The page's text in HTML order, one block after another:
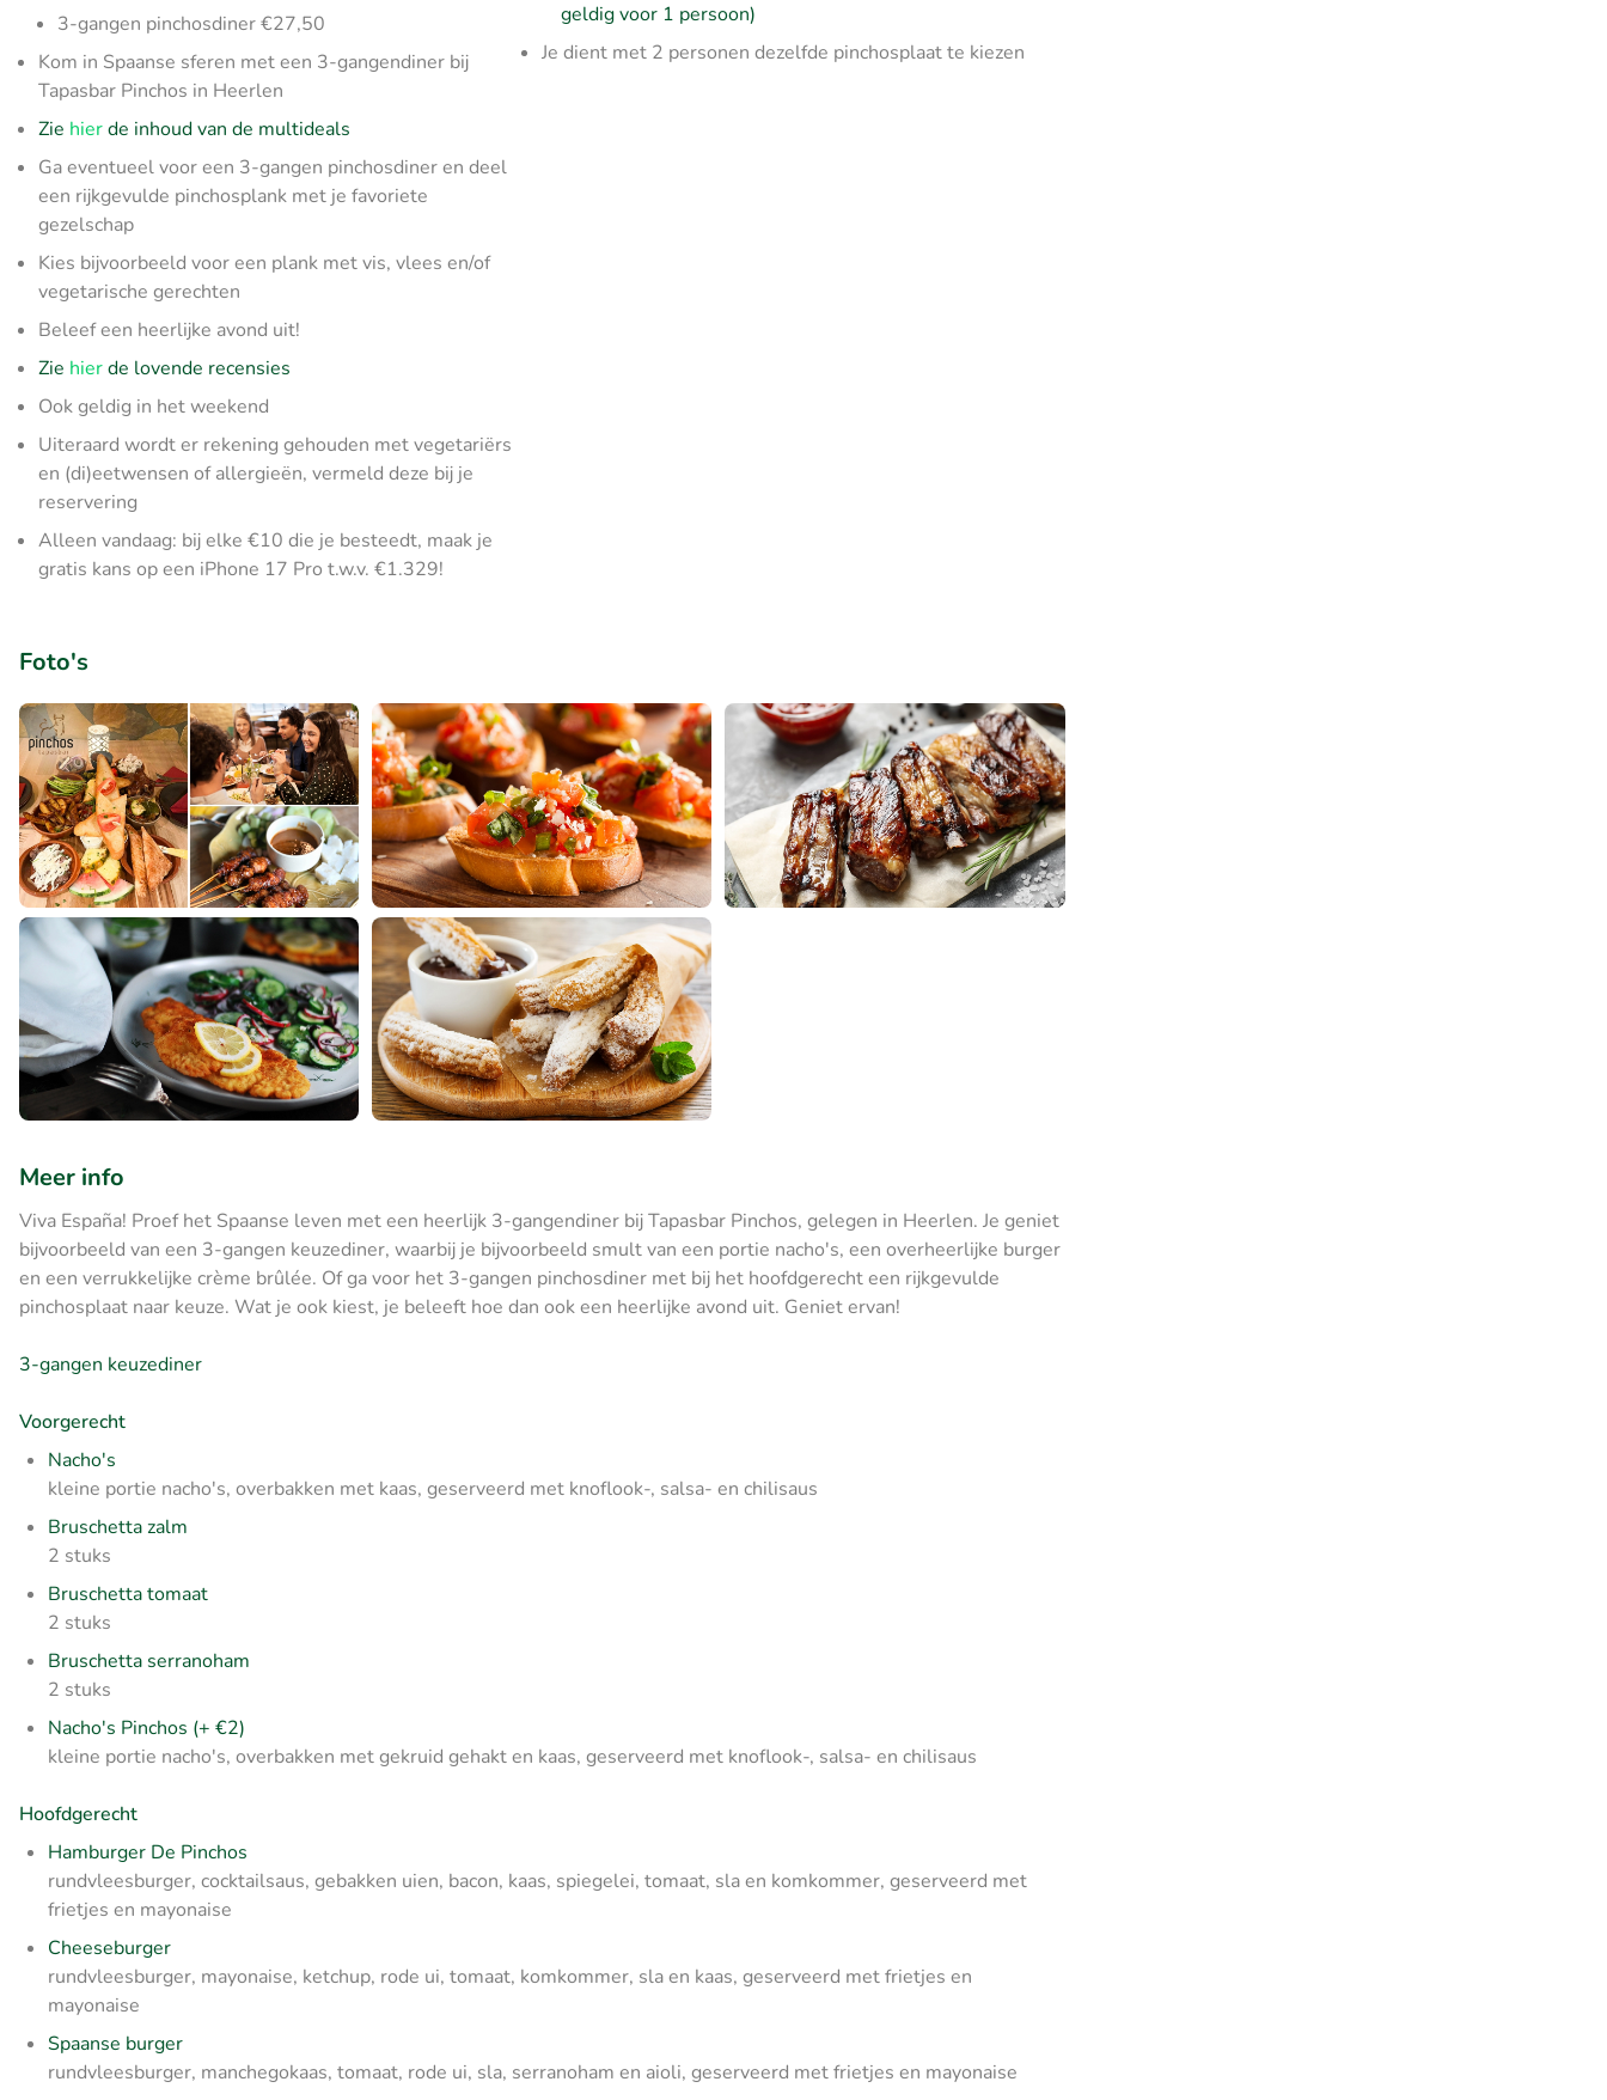
3-gangen pinchosdiner €27,50
Kom in Spaanse sferen met een 3-gangendiner bij
Tapasbar Pinchos in Heerlen
Zie hierde inhoud van de multideals
Ga eventueel voor een 3-gangen pinchosdiner en deel
een rijkgevulde pinchosplank met je favoriete
gezelschap
Kies bijvoorbeeld voor een plank met vis, vlees en/of
vegetarische gerechten
Beleef een heerlijke avond uit!
Zie hierde lovende recensies
Ook geldig in het weekend
Uiteraard wordt er rekening gehouden met vegetariërs
en (di)eetwensen of allergieën, vermeld deze bij je
reservering
Alleen vandaag: bij elke €10 die je besteedt, maak je
gratis kans op een iPhone 17 Pro t.w.v. €1.329!
geldig voor 1 persoon)
Je dient met 2 personen dezelfde pinchosplaat te kiezen
Foto's
Meer info
Viva España! Proef het Spaanse leven met een heerlijk 3-gangendiner bij Tapasbar Pinchos, gelegen in Heerlen. Je geniet
bijvoorbeeld van een 3-gangen keuzediner, waarbij je bijvoorbeeld smult van een portie nacho's, een overheerlijke burger
en een verrukkelijke crème brûlée. Of ga voor het 3-gangen pinchosdiner met bij het hoofdgerecht een rijkgevulde
pinchosplaat naar keuze. Wat je ook kiest, je beleeft hoe dan ook een heerlijke avond uit. Geniet ervan!
3-gangen keuzediner
Voorgerecht
Nacho's
kleine portie nacho's, overbakken met kaas, geserveerd met knoflook-, salsa- en chilisaus
Bruschetta zalm
2 stuks
Bruschetta tomaat
2 stuks
Bruschetta serranoham
2 stuks
Nacho's Pinchos (+ €2)
kleine portie nacho's, overbakken met gekruid gehakt en kaas, geserveerd met knoflook-, salsa- en chilisaus
Hoofdgerecht
Hamburger De Pinchos
rundvleesburger, cocktailsaus, gebakken uien, bacon, kaas, spiegelei, tomaat, sla en komkommer, geserveerd met
frietjes en mayonaise
Cheeseburger
rundvleesburger, mayonaise, ketchup, rode ui, tomaat, komkommer, sla en kaas, geserveerd met frietjes en
mayonaise
Spaanse burger
rundvleesburger, manchegokaas, tomaat, rode ui, sla, serranoham en aioli, geserveerd met frietjes en mayonaise